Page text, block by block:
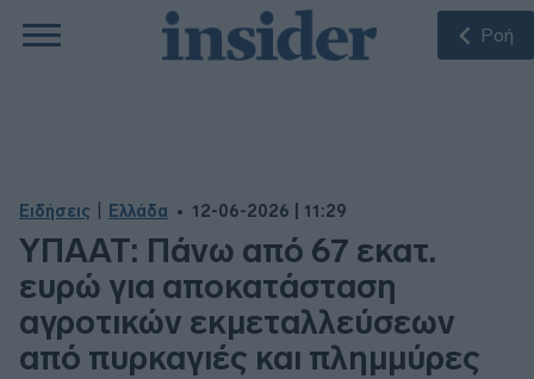
Ροή
Ειδήσεις Ελλάδα 12-06-2026 | 11:29
ΥΠΑΑΤ: Πάνω από 67 εκατ.
ευρώ για αποκατάσταση
αγροτικών εκμεταλλεύσεων
από πυρκαγιές και πλημμύρες